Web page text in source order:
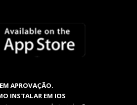
EM APROVAÇÃO.
INSTALAR EM IOS